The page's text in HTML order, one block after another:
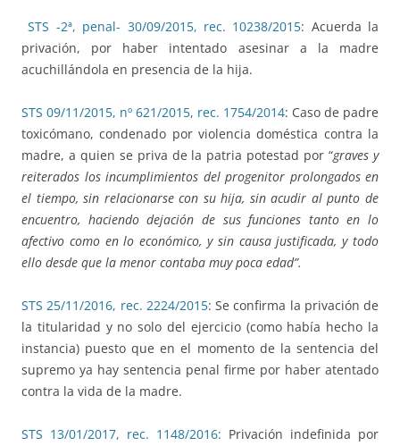
STS -2ª, penal- 30/09/2015, rec. 10238/2015: Acuerda la
privación, por haber intentado asesinar a la madre
acuchillándola en presencia de la hija.
STS 09/11/2015, nº 621/2015, rec. 1754/2014: Caso de padre
toxicómano, condenado por violencia doméstica contra la
madre, a quien se priva de la patria potestad por “graves y
reiterados los incumplimientos del progenitor prolongados en
el tiempo, sin relacionarse con su hija, sin acudir al punto de
encuentro, haciendo dejación de sus funciones tanto en lo
afectivo como en lo económico, y sin causa justificada, y todo
ello desde que la menor contaba muy poca edad”.
STS 25/11/2016, rec. 2224/2015: Se confirma la privación de
la titularidad y no solo del ejercicio (como había hecho la
instancia) puesto que en el momento de la sentencia del
supremo ya hay sentencia penal firme por haber atentado
contra la vida de la madre.
STS 13/01/2017, rec. 1148/2016: Privación indefinida por